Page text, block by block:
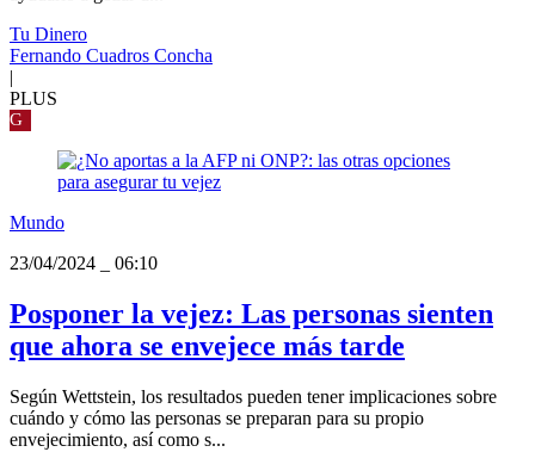
Tu Dinero
Fernando Cuadros Concha
PLUS
G
Mundo
23/04/2024
06:10
Posponer la vejez: Las personas sienten
que ahora se envejece más tarde
Según Wettstein, los resultados pueden tener implicaciones sobre
cuándo y cómo las personas se preparan para su propio
envejecimiento, así como s...